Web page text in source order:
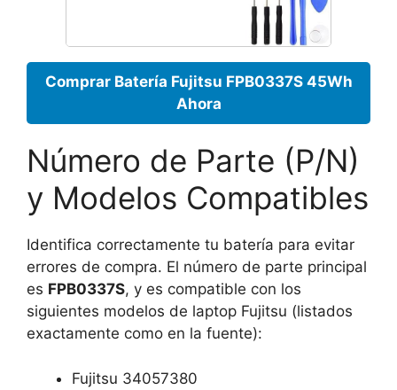
Comprar Batería Fujitsu FPB0337S 45Wh
Ahora
Número de Parte (P/N)
y Modelos Compatibles
Identifica correctamente tu batería para evitar
errores de compra. El número de parte principal
es FPB0337S, y es compatible con los
siguientes modelos de laptop Fujitsu (listados
exactamente como en la fuente):
Fujitsu 34057380